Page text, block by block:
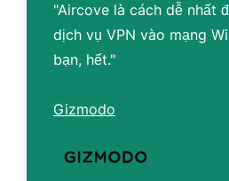
"Aircove là cách dễ nhất
dịch vụ VPN vào mạng
bạn, hết."
Gizmodo